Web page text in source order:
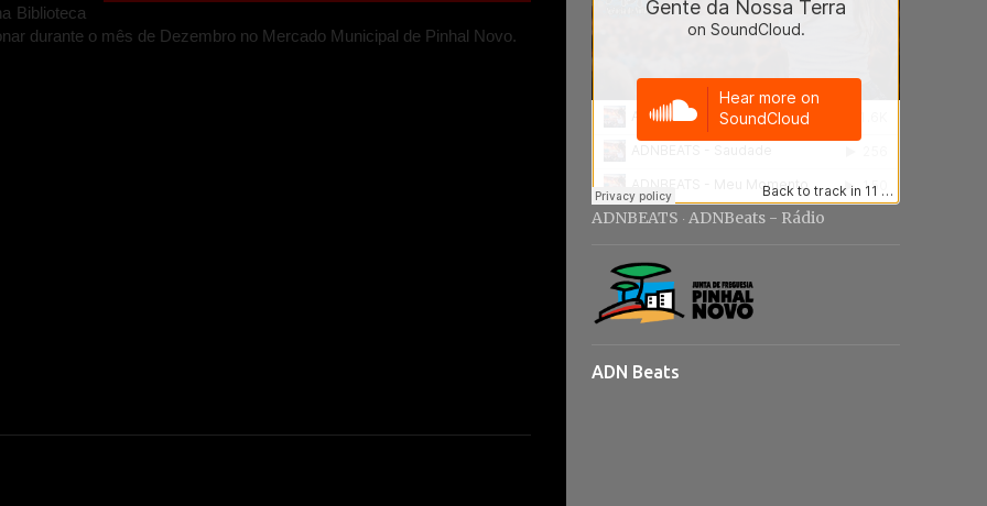
Biblioteca
durante o mês de Dezembro no Mercado Municipal de Pinhal Novo.
ADNBEATS · ADNBeats - Rádio
ADN Beats